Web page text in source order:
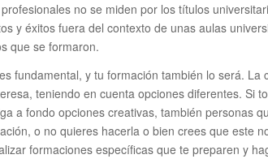
no se miden por los títulos
y éxitos fuera del contexto de unas aulas
que se formaron.
fundamental, y tu formación también lo será. La
teniendo en cuenta opciones diferentes. Si
a fondo opciones creativas, también personas
o no quieres hacerla o bien crees que este
formaciones específicas que te preparen y